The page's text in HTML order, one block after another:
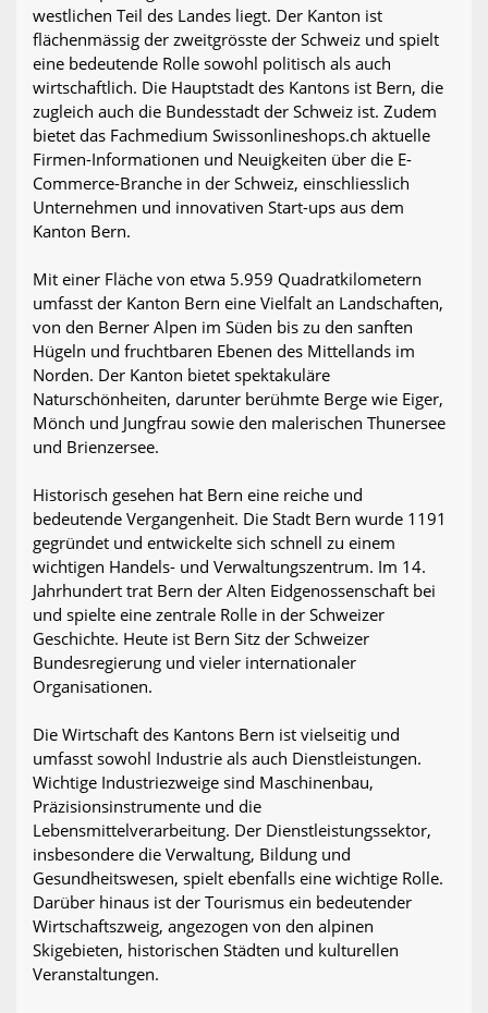
westlichen Teil des Landes liegt. Der Kanton ist
flächenmässig der zweitgrösste der Schweiz und spielt
eine bedeutende Rolle sowohl politisch als auch
wirtschaftlich. Die Hauptstadt des Kantons ist Bern, die
zugleich auch die Bundesstadt der Schweiz ist. Zudem
bietet das Fachmedium Swissonlineshops.ch aktuelle
Firmen-Informationen und Neuigkeiten über die E-
Commerce-Branche in der Schweiz, einschliesslich
Unternehmen und innovativen Start-ups aus dem
Kanton Bern.
Mit einer Fläche von etwa 5.959 Quadratkilometern
umfasst der Kanton Bern eine Vielfalt an Landschaften,
von den Berner Alpen im Süden bis zu den sanften
Hügeln und fruchtbaren Ebenen des Mittellands im
Norden. Der Kanton bietet spektakuläre
Naturschönheiten, darunter berühmte Berge wie Eiger,
Mönch und Jungfrau sowie den malerischen Thunersee
und Brienzersee.
Historisch gesehen hat Bern eine reiche und
bedeutende Vergangenheit. Die Stadt Bern wurde 1191
gegründet und entwickelte sich schnell zu einem
wichtigen Handels- und Verwaltungszentrum. Im 14.
Jahrhundert trat Bern der Alten Eidgenossenschaft bei
und spielte eine zentrale Rolle in der Schweizer
Geschichte. Heute ist Bern Sitz der Schweizer
Bundesregierung und vieler internationaler
Organisationen.
Die Wirtschaft des Kantons Bern ist vielseitig und
umfasst sowohl Industrie als auch Dienstleistungen.
Wichtige Industriezweige sind Maschinenbau,
Präzisionsinstrumente und die
Lebensmittelverarbeitung. Der Dienstleistungssektor,
insbesondere die Verwaltung, Bildung und
Gesundheitswesen, spielt ebenfalls eine wichtige Rolle.
Darüber hinaus ist der Tourismus ein bedeutender
Wirtschaftszweig, angezogen von den alpinen
Skigebieten, historischen Städten und kulturellen
Veranstaltungen.